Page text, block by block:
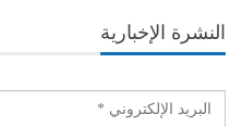
النشرة الإخبارية